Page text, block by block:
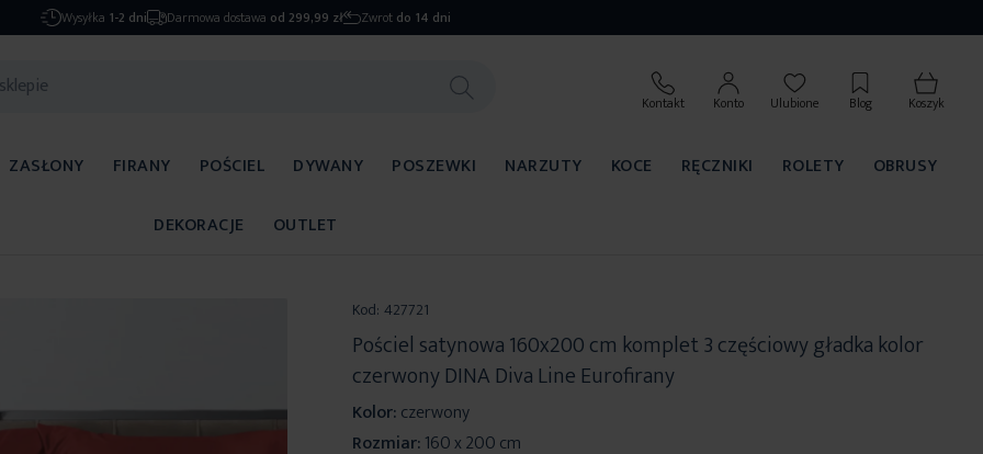
Wysyłka 1-2 dni Darmowa dostawa od 299,99 zł Zwrot do 14 dni
Kontakt Konto Ulubione Blog Koszyk
ZASŁONY FIRANY POŚCIEL DYWANY POSZEWKI NARZUTY KOCE RĘCZNIKI ROLETY
OBRUSY
DEKORACJE
OUTLET
Kod: 427721
Pościel satynowa 160x200 cm komplet 3 częściowy gładka kolor
czerwony DINA Diva Line Eurofirany
Kolor:czerwony
Rozmiar:160 x 200 cm